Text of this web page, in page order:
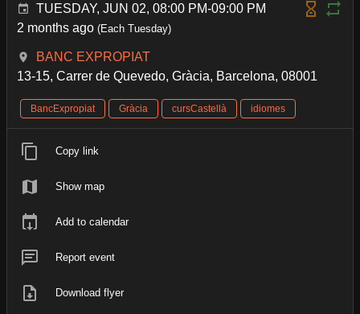
TUESDAY, JUN 02, 08:00 PM-09:00 PM
2 months ago (Each Tuesday)
BANC EXPROPIAT
13-15, Carrer de Quevedo, Gràcia, Barcelona, 08001
BancExpropiat Gràcia cursCastellà idiomes
Copy link
Show map
Add to calendar
Report event
Download flyer